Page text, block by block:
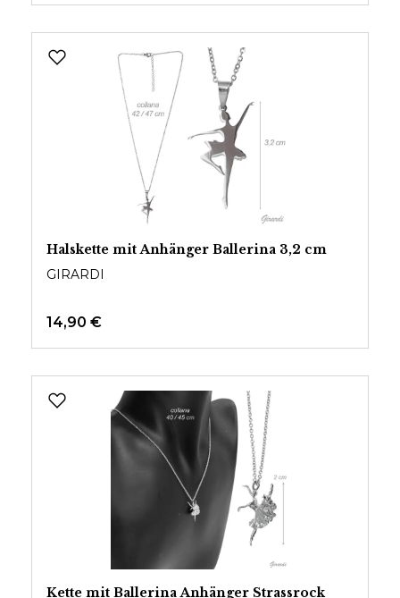
Halskette mit Anhänger Ballerina 3,2 cm
GIRARDI
14,90 €
Kette mit Ballerina Anhänger Strassrock